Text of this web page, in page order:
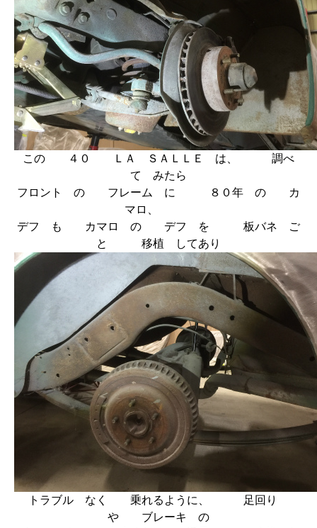
この ４０ ＬＡ ＳＡＬＬＥ は、 調べ
て みたら
フロント の フレーム に ８０年 の カ
マロ、
デフ も カマロ の デフ を 板バネ ご
と 移植 してあり
トラブル なく 乗れるように、 足回り
や ブレーキ の